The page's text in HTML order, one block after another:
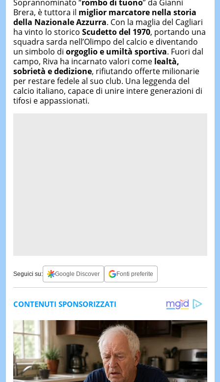
Soprannominato “rombo di tuono” da Gianni
Brera, è tuttora il miglior marcatore nella storia
della Nazionale Azzurra. Con la maglia del Cagliari
ha vinto lo storico Scudetto del 1970, portando una
squadra sarda nell’Olimpo del calcio e diventando
un simbolo di orgoglio e umiltà sportiva. Fuori dal
campo, Riva ha incarnato valori come lealtà,
sobrietà e dedizione, rifiutando offerte milionarie
per restare fedele al suo club. Una leggenda del
calcio italiano, capace di unire intere generazioni di
tifosi e appassionati.
Seguici su: Google Discover Fonti preferite